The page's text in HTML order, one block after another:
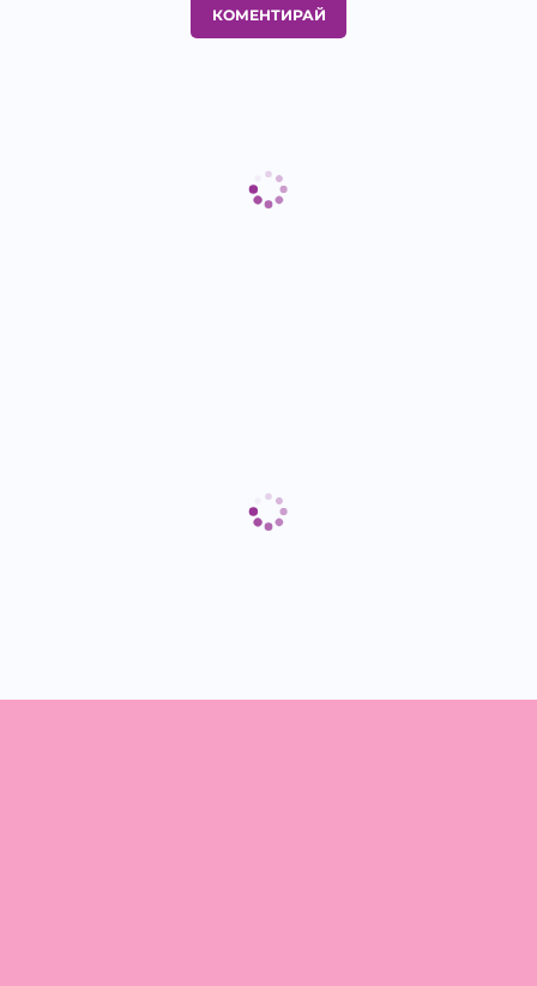
КОМЕНТИРАЙ